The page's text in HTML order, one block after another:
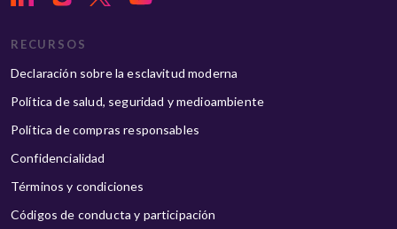
RECURSOS
Declaración sobre la esclavitud moderna
Política de salud, seguridad y medioambiente
Política de compras responsables
Confidencialidad
Términos y condiciones
Códigos de conducta y participación